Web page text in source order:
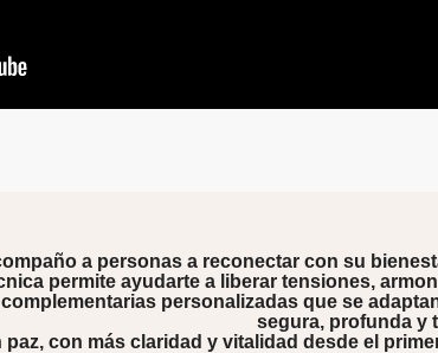
a personas a reconectar con su
permite ayudarte a liberar tensiones,
personalizadas que se
segura, profunda y
paz, con más claridad y vitalidad desde el